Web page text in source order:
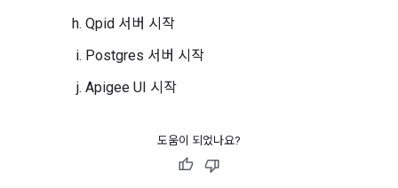
Qpid 서버 시작
Postgres 서버 시작
Apigee UI 시작
도움이 되었나요?